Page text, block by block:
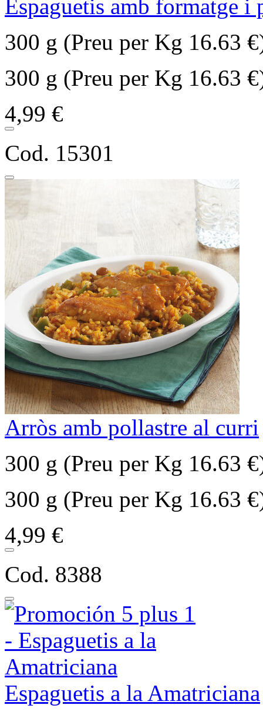
Espaguetis amb formatge i
300 g (Preu per Kg 16.63
300 g (Preu per Kg 16.63
4,99 €
Cod. 15301
Arròs amb pollastre al curri
300 g (Preu per Kg 16.63
300 g (Preu per Kg 16.63
4,99 €
Cod. 8388
Espaguetis a la Amatriciana